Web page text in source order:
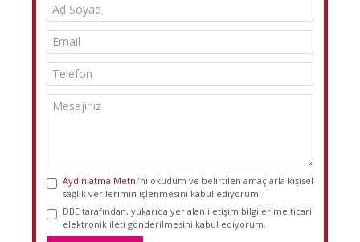
Aydınlatma Metni’ni okudum ve belirtilen amaçlarla kişisel
sağlık verilerimin işlenmesini kabul ediyorum.
DBE tarafından, yukarıda yer alan iletişim bilgilerime ticari
elektronik ileti gönderilmesini kabul ediyorum.